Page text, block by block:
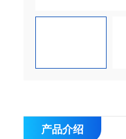
产品介绍